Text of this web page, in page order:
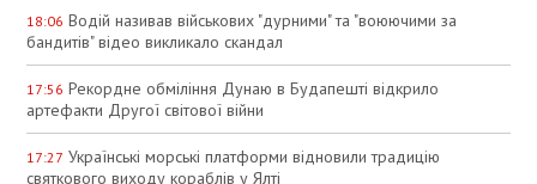
18:06 Водій називав військових "дурними" та "воюючими за
бандитів" відео викликало скандал
17:56 Рекордне обміління Дунаю в Будапешті відкрило
артефакти Другої світової війни
17:27 Українські морські платформи відновили традицію
святкового виходу кораблів у Ялті